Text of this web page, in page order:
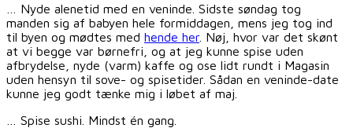
… Nyde alenetid med en veninde. Sidste søndag tog
manden sig af babyen hele formiddagen, mens jeg tog ind
til byen og mødtes med hende her . Nøj, hvor var det skønt
at vi begge var børnefri, og at jeg kunne spise uden
afbrydelse, nyde (varm) kaffe og ose lidt rundt i Magasin
uden hensyn til sove- og spisetider. Sådan en veninde-date
kunne jeg godt tænke mig i løbet af maj.
… Spise sushi. Mindst én gang.